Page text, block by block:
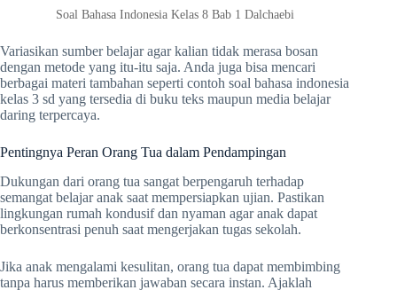
Soal Bahasa Indonesia Kelas 8 Bab 1 Dalchaebi
Variasikan sumber belajar agar kalian tidak merasa bosan
dengan metode yang itu-itu saja. Anda juga bisa mencari
berbagai materi tambahan seperti contoh soal bahasa indonesia
kelas 3 sd yang tersedia di buku teks maupun media belajar
daring terpercaya.
Pentingnya Peran Orang Tua dalam Pendampingan
Dukungan dari orang tua sangat berpengaruh terhadap
semangat belajar anak saat mempersiapkan ujian. Pastikan
lingkungan rumah kondusif dan nyaman agar anak dapat
berkonsentrasi penuh saat mengerjakan tugas sekolah.
Jika anak mengalami kesulitan, orang tua dapat membimbing
tanpa harus memberikan jawaban secara instan. Ajaklah